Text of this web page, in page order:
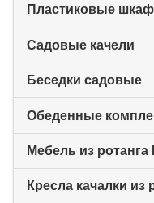
Пластиковые
Садовые качели
Беседки садовые
Обеденные
Мебель из
Кресла качалки из